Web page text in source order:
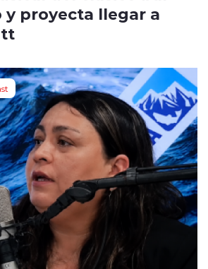
proyecta llegar a